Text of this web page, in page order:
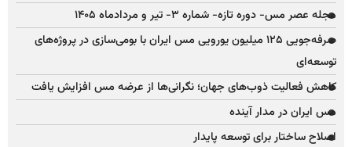
مجله عصر مس- دوره تازه- شماره ۳- تیر و مردادماه ۱۴۰۵
صرفه‌جویی ۱۲۵ میلیون یورویی مس ایران با بومی‌سازی در پروژه‌های
توسعه‌ای
کاهش فعالیت ذوب‌های جهان؛ نگرانی‌ها از عرضه مس افزایش یافت
مس ایران در مدار آینده
اصلاح ساختار برای توسعه پایدار